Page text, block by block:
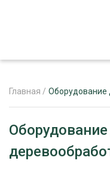
ЖУРНАЛ «ЛЕСНОЙ
О ПРОЕКТЕ
Главная / Оборудование